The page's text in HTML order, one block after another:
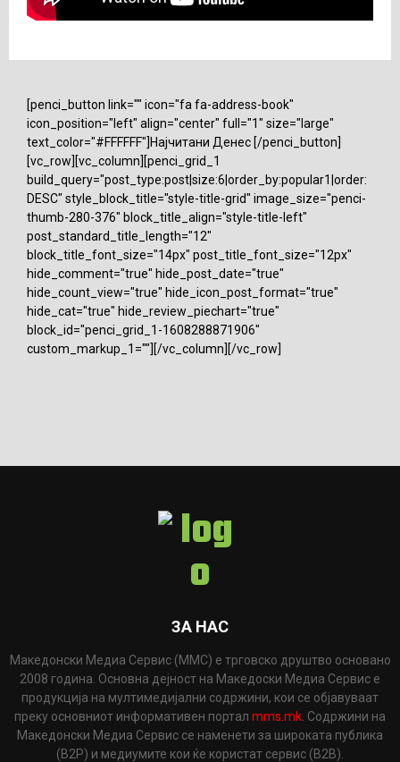
[penci_button link="" icon="fa fa-address-book"
icon_position="left" align="center" full="1" size="large"
text_color="#FFFFFF"]Најчитани Денес [/penci_button]
[vc_row][vc_column][penci_grid_1
build_query="post_type:post|size:6|order_by:popular1|order:
DESC" style_block_title="style-title-grid" image_size="penci-
thumb-280-376" block_title_align="style-title-left"
post_standard_title_length="12"
block_title_font_size="14px" post_title_font_size="12px"
hide_comment="true" hide_post_date="true"
hide_count_view="true" hide_icon_post_format="true"
hide_cat="true" hide_review_piechart="true"
block_id="penci_grid_1-1608288871906"
custom_markup_1=""][/vc_column][/vc_row]
ЗА НАС
Македонски Медиа Сервис (ММС) е трговско друштво основано
2008 година. Основна дејност на Македоски Медиа Сервис е
продукција на мултимедијални содржини, кои се објавуваат
преку основниот информативен портал mms.mk . Содржини на
Македонски Медиа Сервис се наменети за широката публика
(B2P) и медиумите кои ќе користат сервис (B2B).